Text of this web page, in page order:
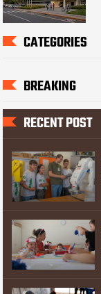
CATEGORIES
BREAKING
RECENT POST